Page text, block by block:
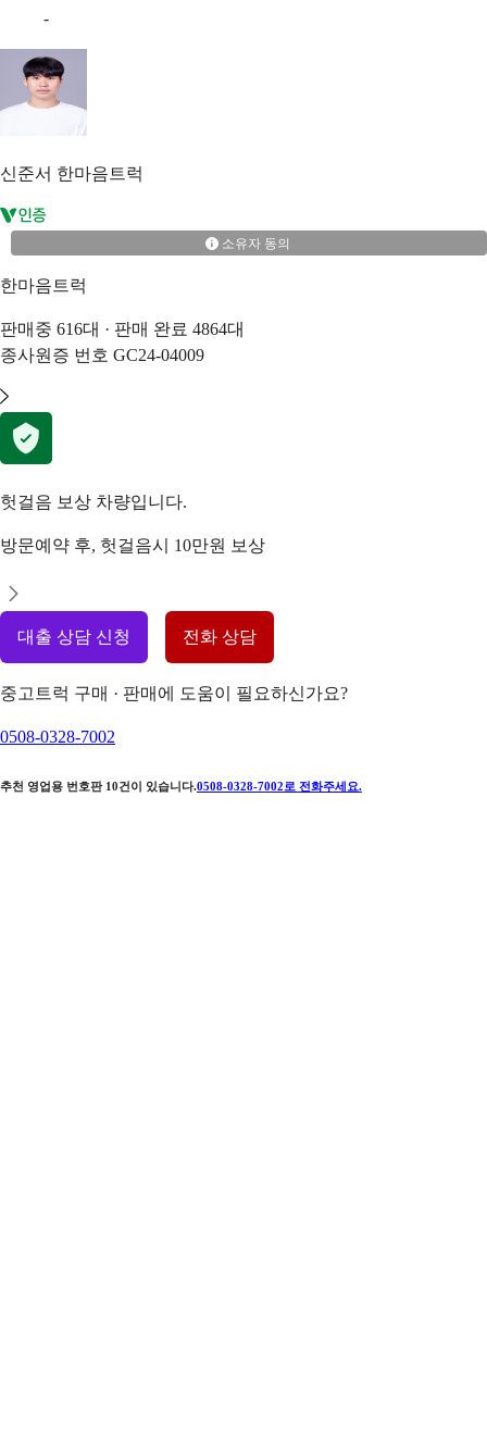
-
신준서 한마음트럭
소유자 동의
한마음트럭
판매중 616대 · 판매 완료 4864대
종사원증 번호 GC24-04009
헛걸음 보상 차량입니다.
방문예약 후, 헛걸음시 10만원 보상
대출 상담 신청 전화 상담
중고트럭 구매 · 판매에 도움이 필요하신가요?
0508-0328-7002
추천 영업용 번호판 10건이 있습니다.0508-0328-7002 로 전화주세요.